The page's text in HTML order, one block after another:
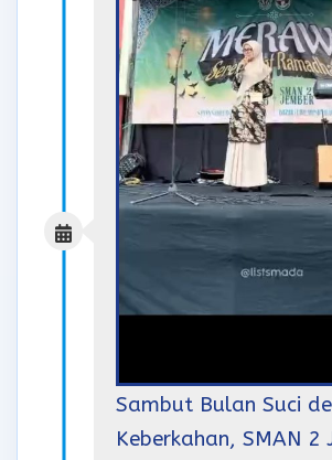
Sambut Bulan Suci
Keberkahan, SMAN 2